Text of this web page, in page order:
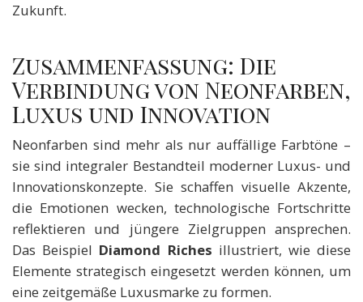
Zukunft.
Zusammenfassung: Die
Verbindung von Neonfarben,
Luxus und Innovation
Neonfarben sind mehr als nur auffällige Farbtöne –
sie sind integraler Bestandteil moderner Luxus- und
Innovationskonzepte. Sie schaffen visuelle Akzente,
die Emotionen wecken, technologische Fortschritte
reflektieren und jüngere Zielgruppen ansprechen.
Das Beispiel Diamond Riches illustriert, wie diese
Elemente strategisch eingesetzt werden können, um
eine zeitgemäße Luxusmarke zu formen.